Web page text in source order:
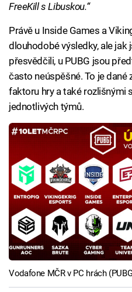
FreeKill s Libuskou.“
Právě u Inside Games a
dlouhodobé výsledky, ale jak
přesvědčili, u PUBG jsou
často neúspěšné. To je dané
faktoru hry a také rozlišnými
jednotlivých týmů.
Vodafone MČR v PC hrách